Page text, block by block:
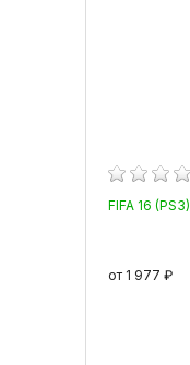
FIFA 16 (PS3)
от 1 977 ₽